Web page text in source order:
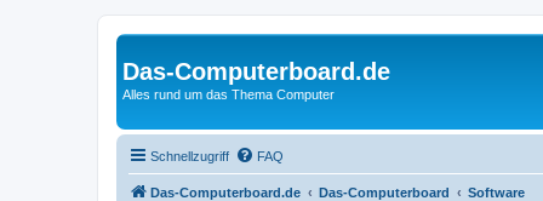
Das-Computerboard.de
Alles rund um das Thema Computer
Schnellzugriff FAQ
Das-Computerboard.de Das-Computerboard Software